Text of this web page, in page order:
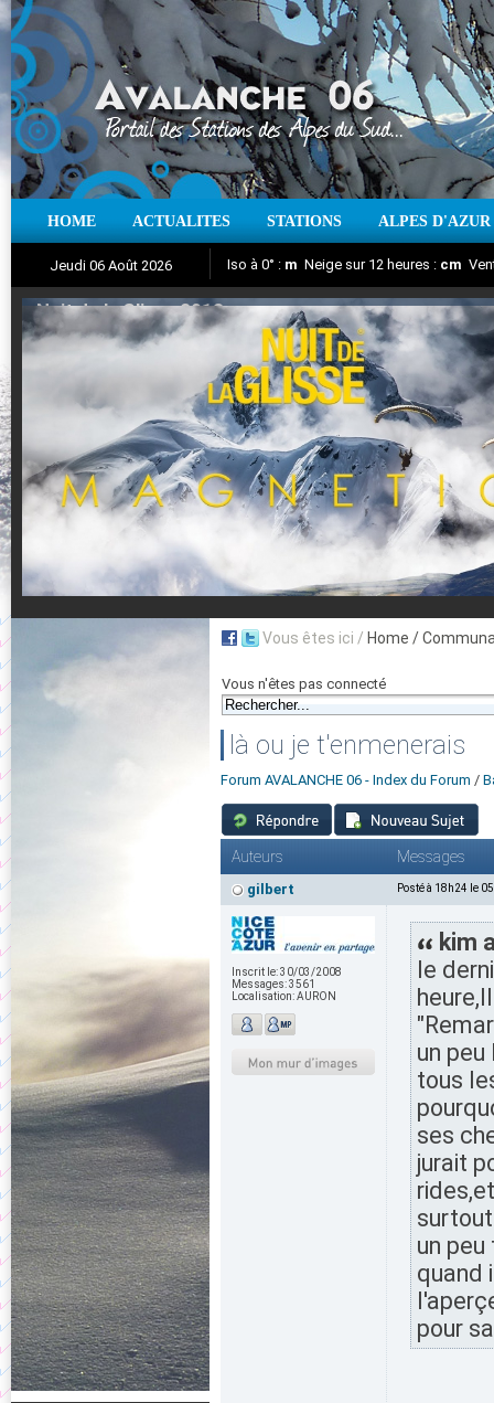
HOME ACTUALITES STATIONS ALPES D'AZUR
Jeudi 06 Août 2026
Aujourd'hui : T° Min : °C T° Max :°C
Iso à 0° : m Neige sur 12 heures : cm
Suivez en direct l'actualité des stations
Nuit de la Glisse 2018
Vous êtes ici / Home /
Vous n'êtes pas connecté
là ou je t'enmenerais
Forum AVALANCHE 06 - Index du Forum /
Auteurs Messages
gilbert Posté à 18h24 le
Inscrit le:30/03/2008
Messages:3561
Localisation:AURON
kim
le
un
tous
ses
jurait
un
quand
pour